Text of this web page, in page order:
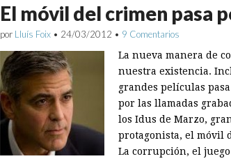
El móvil del crimen pasa
por Lluís Foix • 24/03/2012 • 9 Comentarios
La nueva manera de
nuestra existencia.
grandes películas
por las llamadas
los Idus de Marzo,
protagonista, el móvil
La corrupción, el